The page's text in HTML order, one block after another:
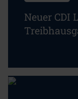
Neuer CDI